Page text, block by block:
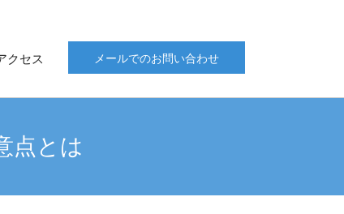
クセス メールでのお問い合わせ
点とは